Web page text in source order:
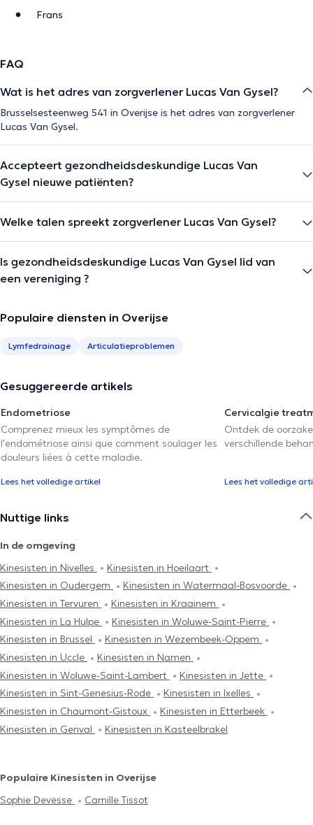
Frans
FAQ
Wat is het adres van zorgverlener Lucas Van Gysel?
Brusselsesteenweg 541 in Overijse is het adres van zorgverlener
Lucas Van Gysel.
Accepteert gezondheidsdeskundige Lucas Van
Gysel nieuwe patiënten?
Welke talen spreekt zorgverlener Lucas Van Gysel?
Is gezondheidsdeskundige Lucas Van Gysel lid van
een vereniging ?
Populaire diensten in Overijse
Lymfedrainage Articulatieproblemen
Gesuggereerde artikels
Endometriose
Comprenez mieux les symptômes de
l'endométriose ainsi que comment soulager les
douleurs liées à cette maladie.
Lees het volledige artikel
Cervicalgie
Ontdek de
verschillende
Lees het volledige
Nuttige links
In de omgeving
Kinesisten in Nivelles
Kinesisten in Hoeilaart
Kinesisten in Oudergem
Kinesisten in Watermaal-Bosvoorde
Kinesisten in Tervuren
Kinesisten in Kraainem
Kinesisten in La Hulpe
Kinesisten in Woluwe-Saint-Pierre
Kinesisten in Brussel
Kinesisten in Wezembeek-Oppem
Kinesisten in Uccle
Kinesisten in Namen
Kinesisten in Woluwe-Saint-Lambert
Kinesisten in Jette
Kinesisten in Sint-Genesius-Rode
Kinesisten in Ixelles
Kinesisten in Chaumont-Gistoux
Kinesisten in Etterbeek
Kinesisten in Genval
Kinesisten in Kasteelbrakel
Populaire Kinesisten in Overijse
Sophie Devesse
Camille Tissot